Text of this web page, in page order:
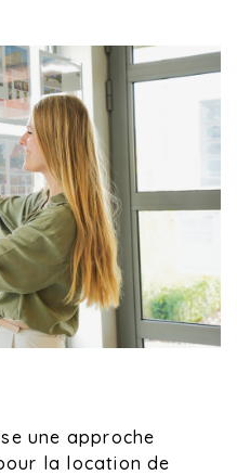
une approche
la location de